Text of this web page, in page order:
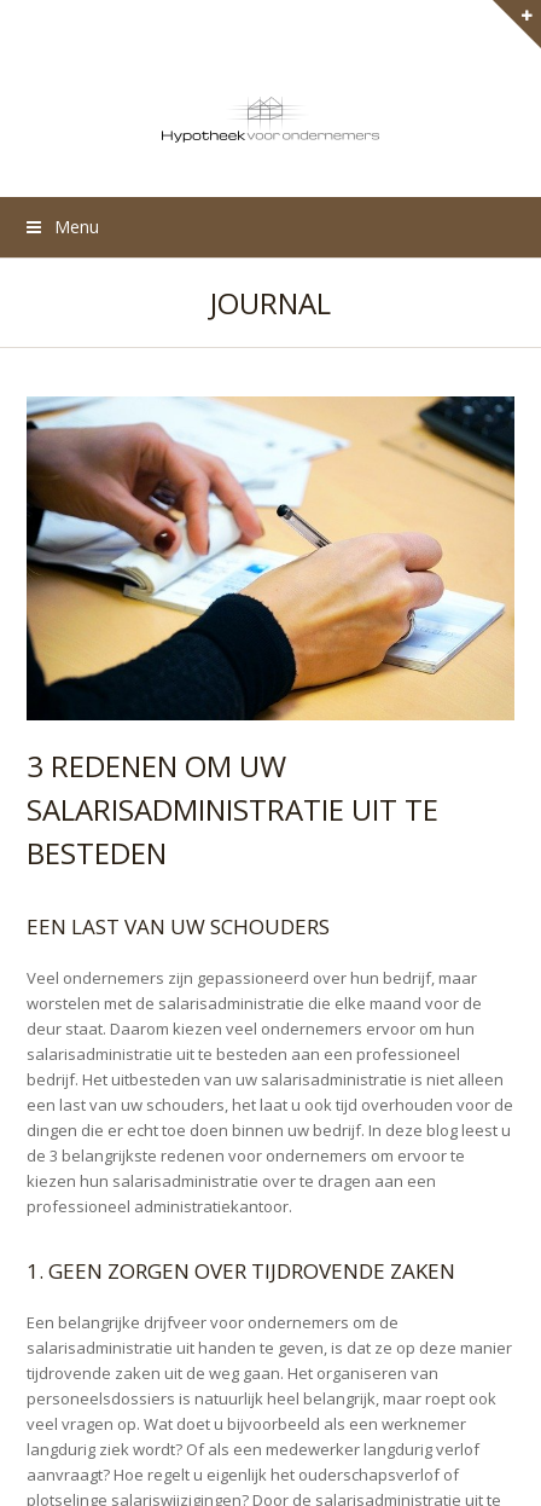
Menu
JOURNAL
3 REDENEN OM UW
SALARISADMINISTRATIE UIT TE
BESTEDEN
EEN LAST VAN UW SCHOUDERS
Veel ondernemers zijn gepassioneerd over hun bedrijf, maar
worstelen met de salarisadministratie die elke maand voor de
deur staat. Daarom kiezen veel ondernemers ervoor om hun
salarisadministratie uit te besteden aan een professioneel
bedrijf. Het uitbesteden van uw salarisadministratie is niet alleen
een last van uw schouders, het laat u ook tijd overhouden voor de
dingen die er echt toe doen binnen uw bedrijf. In deze blog leest u
de 3 belangrijkste redenen voor ondernemers om ervoor te
kiezen hun salarisadministratie over te dragen aan een
professioneel administratiekantoor.
1. GEEN ZORGEN OVER TIJDROVENDE ZAKEN
Een belangrijke drijfveer voor ondernemers om de
salarisadministratie uit handen te geven, is dat ze op deze manier
tijdrovende zaken uit de weg gaan. Het organiseren van
personeelsdossiers is natuurlijk heel belangrijk, maar roept ook
veel vragen op. Wat doet u bijvoorbeeld als een werknemer
langdurig ziek wordt? Of als een medewerker langdurig verlof
aanvraagt? Hoe regelt u eigenlijk het ouderschapsverlof of
plotselinge salariswijzigingen? Door de salarisadministratie uit te